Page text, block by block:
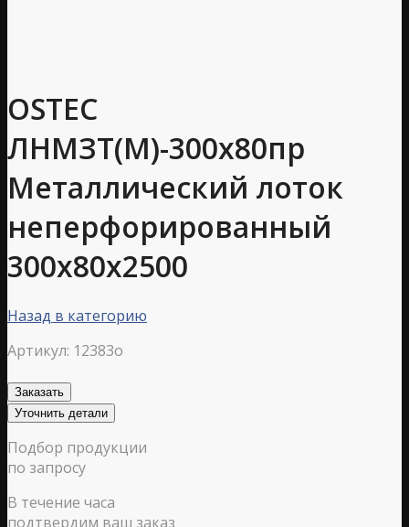
OSTEC
ЛНМЗТ(М)-300х80пр
Металлический лоток
неперфорированный
300х80х2500
Назад в категорию
Артикул: 12383o
Заказать
Уточнить детали
Подбор продукции
по запросу
В течение часа
подтвердим ваш заказ